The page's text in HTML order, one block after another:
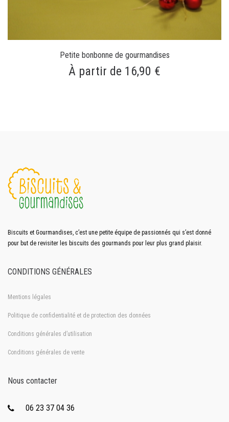
Petite bonbonne de gourmandises
À partir de 16,90 €
Biscuits et Gourmandises, c’est une petite équipe de passionnés qui s’est donné
pour but de revisiter les biscuits des gourmands pour leur plus grand plaisir.
CONDITIONS GÉNÉRALES
Mentions légales
Politique de confidentialité et de protection des données
Conditions générales d’utilisation
Conditions générales de vente
Nous contacter
06 23 37 04 36